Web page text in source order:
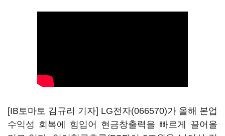
[IB토마토 김규리 기자] LG전자(066570)가 올해 본업
수익성 회복에 힘입어 현금창출력을 빠르게 끌어올